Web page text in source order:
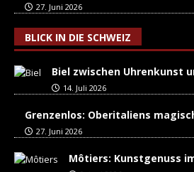
27. Juni 2026
BLICK IN DIE SCHWEIZ
Biel zwischen Uhrenkunst
14. Juli 2026
Grenzenlos: Oberitaliens
27. Juni 2026
Môtiers: Kunstgenuss